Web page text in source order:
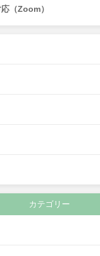
（Zoom）
カテゴリー